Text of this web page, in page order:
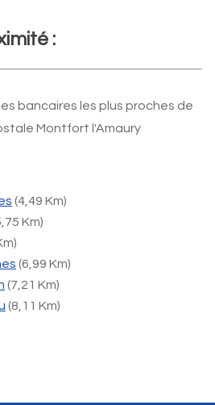
:
bancaires les plus proches de
Montfort l'Amaury
(4,49 Km)
Km)
(6,99 Km)
(7,21 Km)
(8,11 Km)